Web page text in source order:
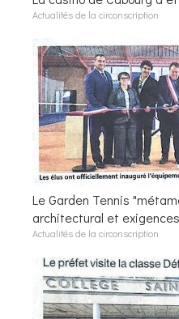
Actualités de la circonscription
Le Garden Tennis
architectural et
Actualités de la circonscription